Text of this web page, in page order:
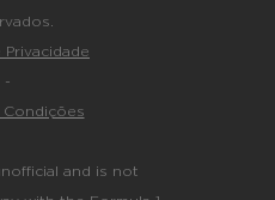
Privacidade
-
Condições
and is not